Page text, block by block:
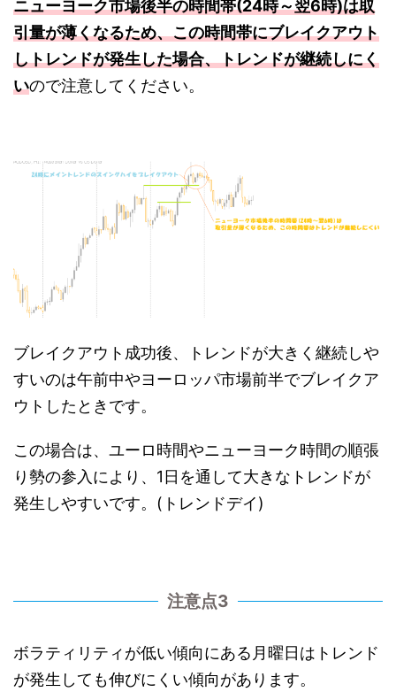
ニューヨーク市場後半の時間帯(24時～翌6時)は取
引量が薄くなるため、この時間帯にブレイクアウト
しトレンドが発生した場合、トレンドが継続しにく
いので注意してください。
ブレイクアウト成功後、トレンドが大きく継続しや
すいのは午前中やヨーロッパ市場前半でブレイクア
ウトしたときです。
この場合は、ユーロ時間やニューヨーク時間の順張
り勢の参入により、1日を通して大きなトレンドが
発生しやすいです。(トレンドデイ)
注意点3
ボラティリティが低い傾向にある月曜日はトレンド
が発生しても伸びにくい傾向があります。